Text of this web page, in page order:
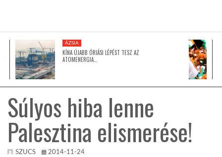
GLOBOTV BP
HÍR3D
TROPICALMAGAZIN
ÁZSIA
KÍNA ÚJABB ÓRIÁSI LÉPÉST TESZ AZ
ATOMENERGIA…
Súlyos hiba lenne
Palesztina elismerése!
SZUCS 2014-11-24